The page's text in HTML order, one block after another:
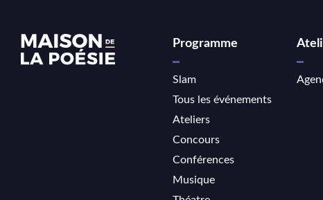
Programme
Slam
Tous les événements
Ateliers
Concours
Conférences
Musique